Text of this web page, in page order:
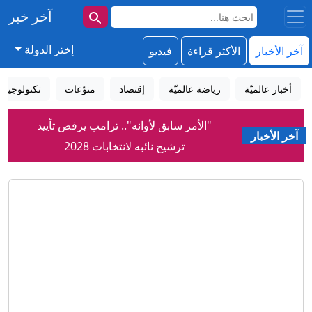
آخر خبر
آخر الأخبار الأكثر قراءة فيديو إختر الدولة
أخبار عالميّة رياضة عالميّة إقتصاد منوّعات تكنولوجيا
آخر الأخبار
"الأمر سابق لأوانه".. ترامب يرفض تأييد
ترشيح نائبه لانتخابات 2028
إيران.. ترقب لاتفاق بشأن هرمز وانتهاء